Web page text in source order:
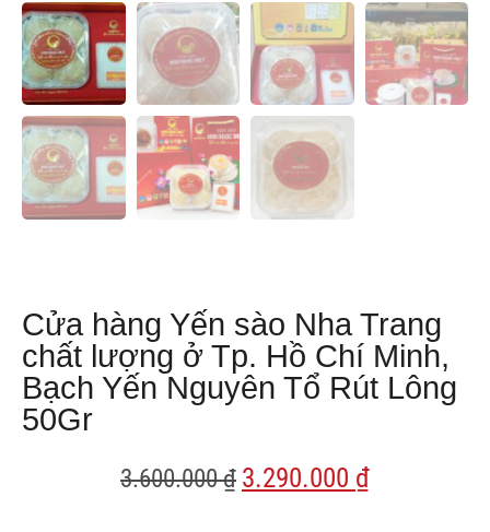
Cửa hàng Yến sào Nha Trang
chất lượng ở Tp. Hồ Chí Minh,
Bạch Yến Nguyên Tổ Rút Lông
50Gr
3.600.000₫ 3.290.000 ₫